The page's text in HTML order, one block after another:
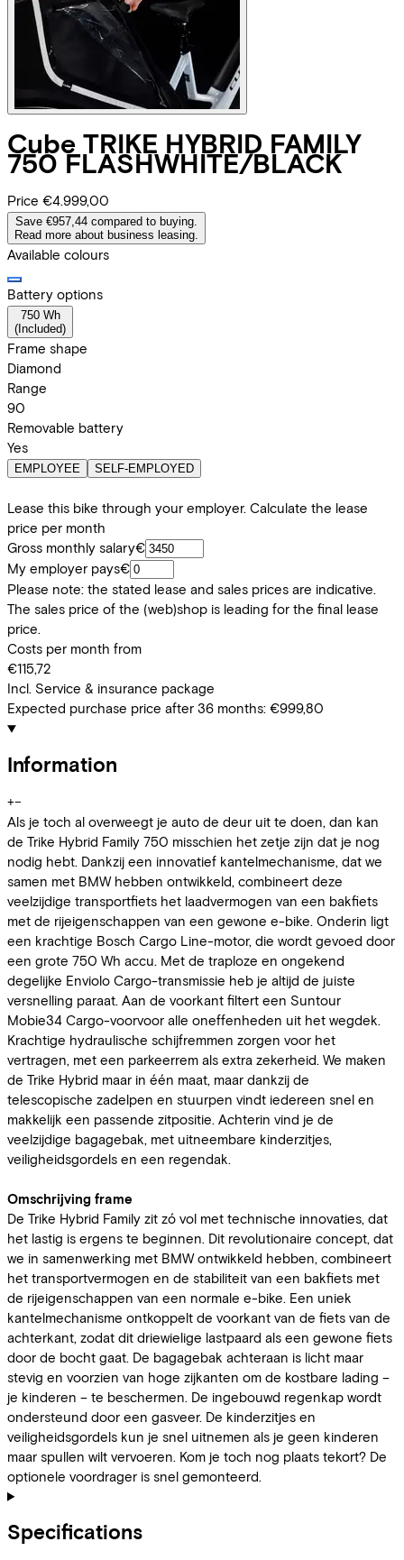
Cube TRIKE HYBRID FAMILY
750 FLASHWHITE/BLACK
Price €4.999,00
Save €957,44 compared to buying.
Read more about business leasing.
Available colours
Battery options
750 Wh
( Included)
Frame shape
Diamond
Range
90
Removable battery
Yes
EMPLOYEE SELF-EMPLOYED
Lease this bike through your employer. Calculate the lease
price per month
Gross monthly salary€
My employer pays€
Please note: the stated lease and sales prices are indicative.
The sales price of the (web)shop is leading for the final lease
price.
Costs per month from
€115,72
Incl. Service & insurance package
Expected purchase price after 36 months: €999,80
Information
+−
Als je toch al overweegt je auto de deur uit te doen, dan kan
de Trike Hybrid Family 750 misschien het zetje zijn dat je nog
nodig hebt. Dankzij een innovatief kantelmechanisme, dat we
samen met BMW hebben ontwikkeld, combineert deze
veelzijdige transportfiets het laadvermogen van een bakfiets
met de rijeigenschappen van een gewone e-bike. Onderin ligt
een krachtige Bosch Cargo Line-motor, die wordt gevoed door
een grote 750 Wh accu. Met de traploze en ongekend
degelijke Enviolo Cargo-transmissie heb je altijd de juiste
versnelling paraat. Aan de voorkant filtert een Suntour
Mobie34 Cargo-voorvoor alle oneffenheden uit het wegdek.
Krachtige hydraulische schijfremmen zorgen voor het
vertragen, met een parkeerrem als extra zekerheid. We maken
de Trike Hybrid maar in één maat, maar dankzij de
telescopische zadelpen en stuurpen vindt iedereen snel en
makkelijk een passende zitpositie. Achterin vind je de
veelzijdige bagagebak, met uitneembare kinderzitjes,
veiligheidsgordels en een regendak.
Omschrijving frame
De Trike Hybrid Family zit zó vol met technische innovaties, dat
het lastig is ergens te beginnen. Dit revolutionaire concept, dat
we in samenwerking met BMW ontwikkeld hebben, combineert
het transportvermogen en de stabiliteit van een bakfiets met
de rijeigenschappen van een normale e-bike. Een uniek
kantelmechanisme ontkoppelt de voorkant van de fiets van de
achterkant, zodat dit driewielige lastpaard als een gewone fiets
door de bocht gaat. De bagagebak achteraan is licht maar
stevig en voorzien van hoge zijkanten om de kostbare lading –
je kinderen – te beschermen. De ingebouwd regenkap wordt
ondersteund door een gasveer. De kinderzitjes en
veiligheidsgordels kun je snel uitnemen als je geen kinderen
maar spullen wilt vervoeren. Kom je toch nog plaats tekort? De
optionele voordrager is snel gemonteerd.
Specifications